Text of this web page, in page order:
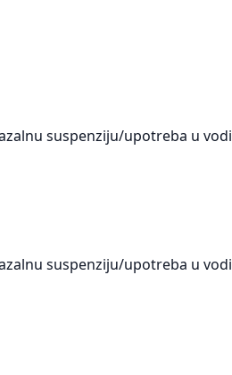
suspenziju/upotreba u vodi
suspenziju/upotreba u vodi